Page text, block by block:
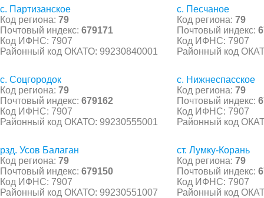
с. Партизанское
Код региона: 79
Почтовый индекс: 679171
Код ИФНС: 7907
Районный код ОКАТО: 99230840001
с. Песчаное
Код региона: 79
Почтовый индекс:
Код ИФНС: 7907
Районный код
с. Соцгородок
Код региона: 79
Почтовый индекс: 679162
Код ИФНС: 7907
Районный код ОКАТО: 99230555001
с. Нижнеспасское
Код региона: 79
Почтовый индекс:
Код ИФНС: 7907
Районный код
рзд. Усов Балаган
Код региона: 79
Почтовый индекс: 679150
Код ИФНС: 7907
Районный код ОКАТО: 99230551007
ст. Лумку-Корань
Код региона: 79
Почтовый индекс:
Код ИФНС: 7907
Районный код